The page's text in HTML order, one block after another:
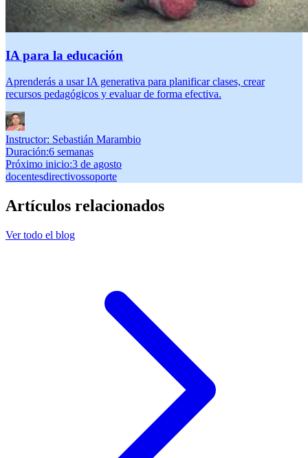
IA para la educación
Aprenderás a usar IA generativa para planificar clases, crear
recursos pedagógicos y evaluar de forma efectiva.
Instructor: Sebastián Marambio
Duración:6 semanas
Próximo inicio:3 de agosto
docentesdirectivossoporte
Artículos relacionados
Ver todo el blog